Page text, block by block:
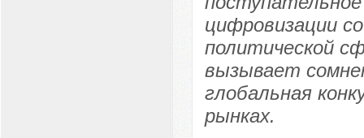
цифровизации
политической
вызывает
глобальная
рынках.